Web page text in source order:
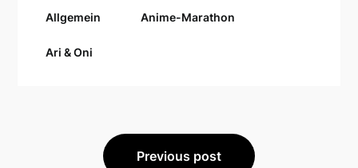
Allgemein Anime-Marathon
Ari & Oni
Beitragsnavigation
Previous post